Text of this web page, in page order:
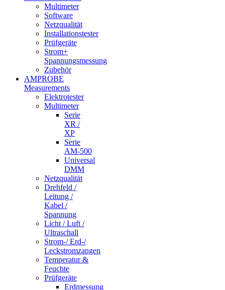
Multimeter
Software
Netzqualität
Installationstester
Prüfgeräte
Strom+
Spannungsmessung
Zubehör
AMPROBE
Measurements
Elektrotester
Multimeter
Serie
XR /
XP
Serie
AM-500
Universal
DMM
Netzqualität
Drehfeld /
Leitung /
Kabel /
Spannung
Licht / Luft /
Ultraschall
Strom-/ Erd-/
Leckstromzangen
Temperatur &
Feuchte
Prüfgeräte
Erdmessung